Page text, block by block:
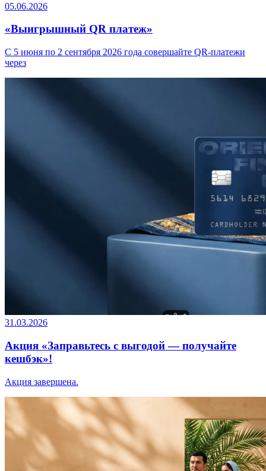
05.06.2026
«Выигрышный QR платеж»
С 5 июня по 2 сентября 2026 года совершайте QR-платежи
через
31.03.2026
Акция «Заправьтесь с выгодой — получайте
кешбэк»!
Акция завершена.